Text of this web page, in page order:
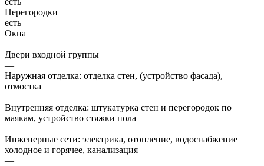
Перегородки
есть
Окна
—
Двери входной группы
—
Наружная отделка: отделка стен, (устройство фасада),
отмостка
—
Внутренняя отделка: штукатурка стен и перегородок по
маякам, устройство стяжки пола
—
Инженерные сети: электрика, отопление, водоснабжение
холодное и горячее, канализация
—